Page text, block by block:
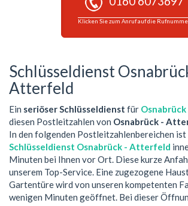
Klicken Sie zum Anruf auf die
Schlüsseldienst
Atterfeld
Ein seriöser Schlüsseldienst für
diesen Postleitzahlen von Osnabrück -
In den folgenden Postleitzahlenbereichen ist
Schlüsseldienst Osnabrück - Atterfeld
Minuten bei Ihnen vor Ort. Diese kurze
unserem Top-Service. Eine zugezogene
Gartentüre wird von unseren kompetenten
wenigen Minuten geöffnet. Bei dieser